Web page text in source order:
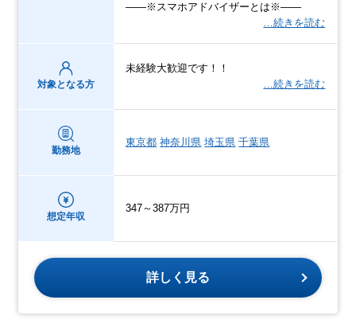
――※スマホアドバイザーとは※――
…続きを読む
対象となる方
未経験大歓迎です！！
…続きを読む
勤務地
東京都 神奈川県 埼玉県 千葉県
想定年収
347～387万円
詳しく見る